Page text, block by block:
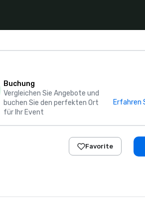
Buchung
Vergleichen Sie Angebote und
buchen Sie den perfekten Ort
für Ihr Event
Erfahren
Favorite